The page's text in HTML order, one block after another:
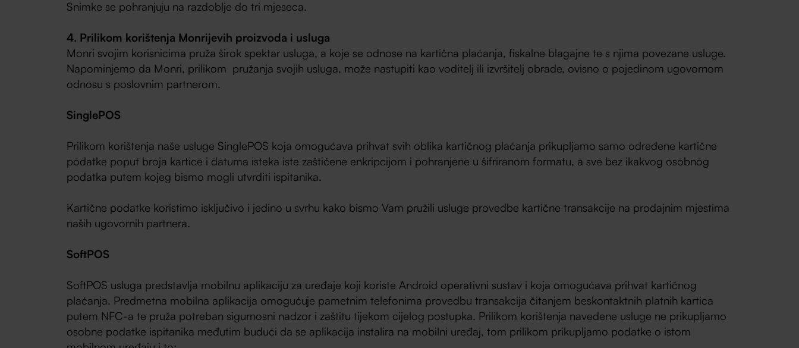
Snimke se pohranjuju na razdoblje do tri mjeseca.
4. Prilikom korištenja Monrijevih proizvoda i usluga
Monri svojim korisnicima pruža širok spektar usluga, a koje se odnose na kartična plaćanja, fiskalne blagajne te s njima povezane usluge.
Napominjemo da Monri, prilikom pružanja svojih usluga, može nastupiti kao voditelj ili izvršitelj obrade, ovisno o pojedinom ugovornom
odnosu s poslovnim partnerom.
SinglePOS
Prilikom korištenja naše usluge SinglePOS koja omogućava prihvat svih oblika kartičnog plaćanja prikupljamo samo određene kartične
podatke poput broja kartice i datuma isteka iste zaštićene enkripcijom i pohranjene u šifriranom formatu, a sve bez ikakvog osobnog
podatka putem kojeg bismo mogli utvrditi ispitanika.
Kartične podatke koristimo isključivo i jedino u svrhu kako bismo Vam pružili usluge provedbe kartične transakcije na prodajnim mjestima
naših ugovornih partnera.
SoftPOS
SoftPOS usluga predstavlja mobilnu aplikaciju za uređaje koji koriste Android operativni sustav i koja omogućava prihvat kartičnog
plaćanja. Predmetna mobilna aplikacija omogućuje pametnim telefonima provedbu transakcija čitanjem beskontaktnih platnih kartica
putem NFC-a te pruža potreban sigurnosni nadzor i zaštitu tijekom cijelog postupka. Prilikom korištenja navedene usluge ne prikupljamo
osobne podatke ispitanika međutim budući da se aplikacija instalira na mobilni uređaj, tom prilikom prikupljamo podatke o istom